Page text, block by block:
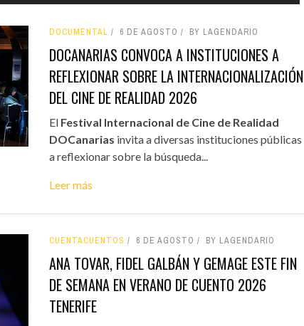
DOCUMENTAL 6 DE AGOSTO BY LAGENDARIO
DOCANARIAS CONVOCA A INSTITUCIONES A
REFLEXIONAR SOBRE LA INTERNACIONALIZACIÓN
DEL CINE DE REALIDAD 2026
El Festival Internacional de Cine de Realidad
DOCanarias invita a diversas instituciones públicas
a reflexionar sobre la búsqueda...
Leer más
CUENTACUENTOS 6 DE AGOSTO BY LAGENDARIO
ANA TOVAR, FIDEL GALBÁN Y GEMAGE ESTE FIN
DE SEMANA EN VERANO DE CUENTO 2026
TENERIFE